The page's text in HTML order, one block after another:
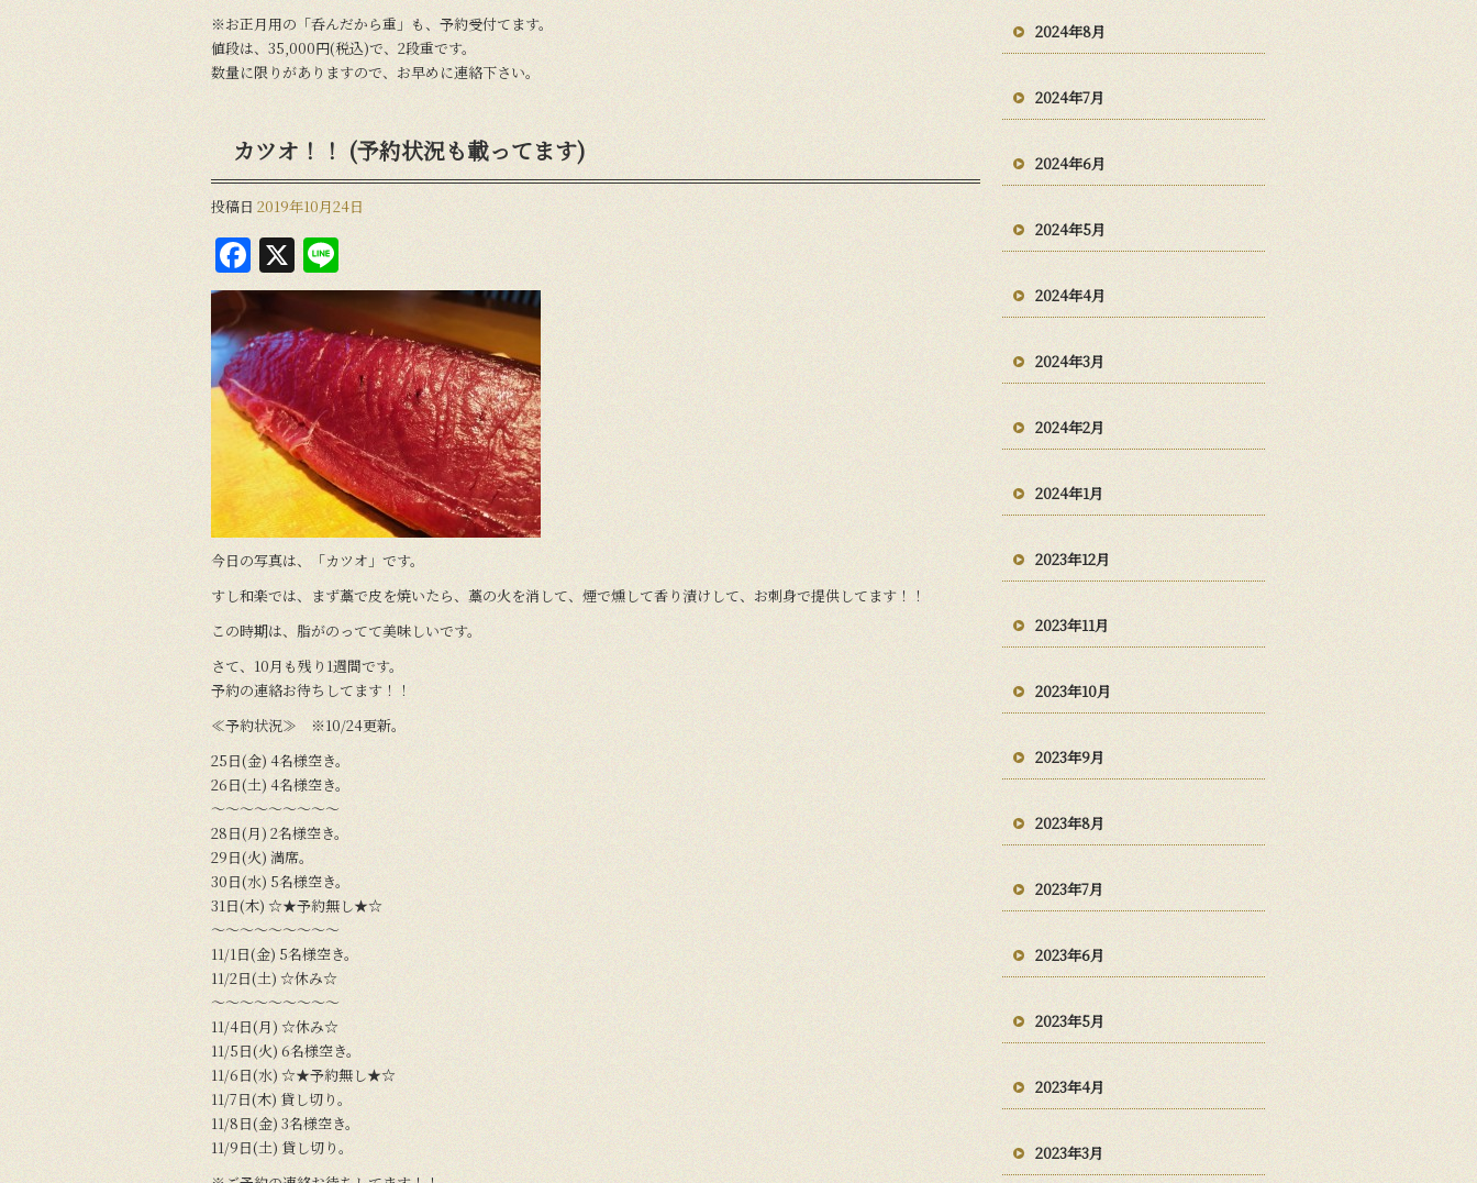
※お正月用の「呑んだから重」も、予約受付てます。
値段は、35,000円(税込)で、2段重です。
数量に限りがありますので、お早めに連絡下さい。
カツオ！！ (予約状況も載ってます)
投稿日 2019年10月24日
F
a
c
e
b
o
o
k
X
n
e
今日の写真は、「カツオ」です。
すし和楽では、まず藁で皮を焼いたら、藁の火を消して、煙で燻して香り漬けして、お刺身で提供してます！！
この時期は、脂がのってて美味しいです。
さて、10月も残り1週間です。
予約の連絡お待ちしてます！！
≪予約状況≫ ※10/24更新。
25日(金) 4名様空き。
26日(土) 4名様空き。
〜〜〜〜〜〜〜〜〜
28日(月) 2名様空き。
29日(火) 満席。
30日(水) 5名様空き。
31日(木) ☆★予約無し★☆
〜〜〜〜〜〜〜〜〜
11/1日(金) 5名様空き。
11/2日(土) ☆休み☆
〜〜〜〜〜〜〜〜〜
11/4日(月) ☆休み☆
11/5日(火) 6名様空き。
11/6日(水) ☆★予約無し★☆
11/7日(木) 貸し切り。
11/8日(金) 3名様空き。
11/9日(土) 貸し切り。
2024年8月
2024年7月
2024年6月
2024年5月
2024年4月
2024年3月
2024年2月
2024年1月
2023年12月
2023年11月
2023年10月
2023年9月
2023年8月
2023年7月
2023年6月
2023年5月
2023年4月
2023年3月